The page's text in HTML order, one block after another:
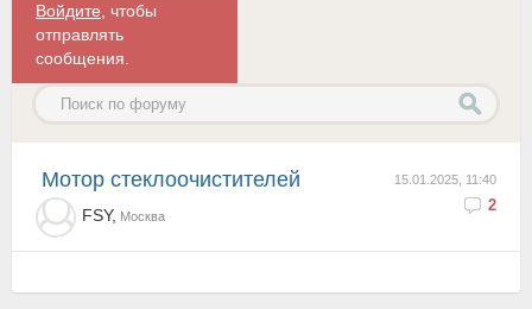
Войдите , чтобы
отправлять
сообщения.
15.01.2025, 11:40
2
Мотор стеклоочистителей
FSY, Москва